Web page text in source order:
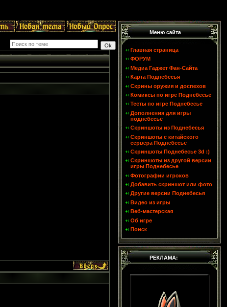
Меню сайта
Главная страница
ФОРУМ
Медиа Гаджет Фан-Сайта
Карта Поднебесья
Скрины оружия и доспехов
Комиксы по игре Поднебесье
Тесты по игре Поднебесье
Дополнения для игры
поднебесье
Скриншоты из Поднебесья
Скриншоты с китайского
сервера Поднебесье
Скриншоты Поднебесье 3d :)
Скриншоты из другой версии
игры Поднебесье
Фотографии игроков
Добавить скриншот или фото
Другие версии Поднебесья
Видео из игры
Веб-мастерская
Об игре
Поиск
РЕКЛАМА: